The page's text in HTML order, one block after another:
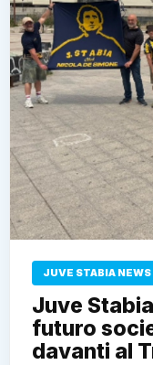
JUVE STABIA NEWS
Juve
futuro
davanti al